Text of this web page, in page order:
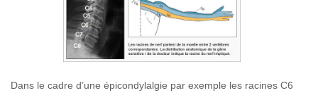
Dans le cadre d’une épicondylalgie par exemple les racines C6